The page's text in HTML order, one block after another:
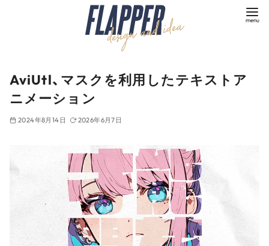
AviUtl、マスクを利用したテキストア
ニメーション
2024年8月14日 2026年6月7日